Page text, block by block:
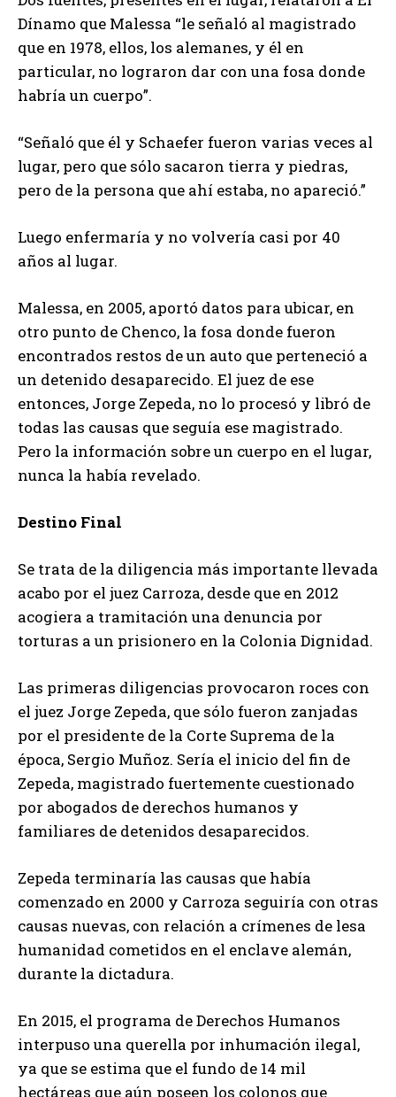
Dínamo que Malessa “le señaló al magistrado
que en 1978, ellos, los alemanes, y él en
particular, no lograron dar con una fosa donde
habría un cuerpo”.
“Señaló que él y Schaefer fueron varias veces al
lugar, pero que sólo sacaron tierra y piedras,
pero de la persona que ahí estaba, no apareció.”
Luego enfermaría y no volvería casi por 40
años al lugar.
Malessa, en 2005, aportó datos para ubicar, en
otro punto de Chenco, la fosa donde fueron
encontrados restos de un auto que perteneció a
un detenido desaparecido. El juez de ese
entonces, Jorge Zepeda, no lo procesó y libró de
todas las causas que seguía ese magistrado.
Pero la información sobre un cuerpo en el lugar,
nunca la había revelado.
Destino Final
Se trata de la diligencia más importante llevada
acabo por el juez Carroza, desde que en 2012
acogiera a tramitación una denuncia por
torturas a un prisionero en la Colonia Dignidad.
Las primeras diligencias provocaron roces con
el juez Jorge Zepeda, que sólo fueron zanjadas
por el presidente de la Corte Suprema de la
época, Sergio Muñoz. Sería el inicio del fin de
Zepeda, magistrado fuertemente cuestionado
por abogados de derechos humanos y
familiares de detenidos desaparecidos.
Zepeda terminaría las causas que había
comenzado en 2000 y Carroza seguiría con otras
causas nuevas, con relación a crímenes de lesa
humanidad cometidos en el enclave alemán,
durante la dictadura.
En 2015, el programa de Derechos Humanos
interpuso una querella por inhumación ilegal,
ya que se estima que el fundo de 14 mil
hectáreas que aún poseen los colonos que